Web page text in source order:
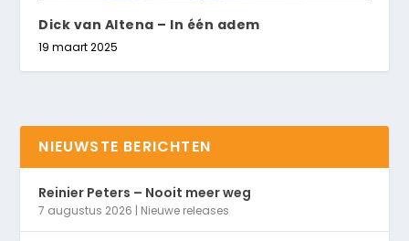
Dick van Altena – In één adem
19 maart 2025
NIEUWSTE BERICHTEN
Reinier Peters – Nooit meer weg
7 augustus 2026 | Nieuwe releases